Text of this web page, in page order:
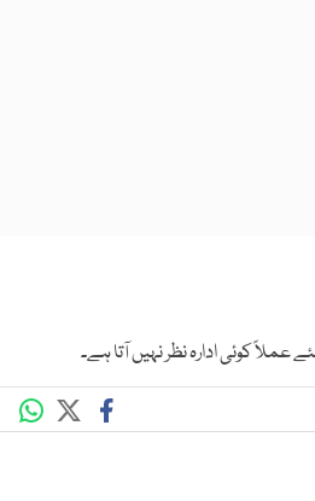
کوئی ادارہ نظر نہیں آتا ہے۔